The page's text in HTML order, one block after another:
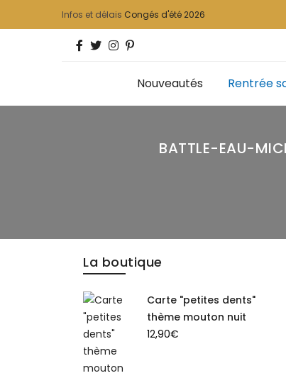
Infos et délais Congés d'été 2026
Nouveautés Rentrée
BATTLE-EAU-
La boutique
Carte "petites dents"
thème mouton nuit
12,90€